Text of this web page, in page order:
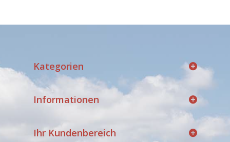
Kategorien
Informationen
Ihr Kundenbereich